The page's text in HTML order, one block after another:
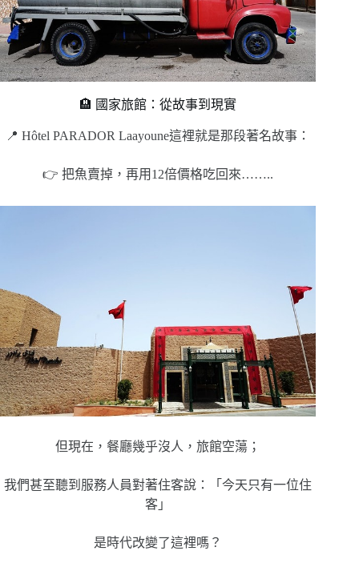
🏨 國家旅館：從故事到現實
📍 Hôtel PARADOR Laayoune這裡就是那段著名故事：
👉 把魚賣掉，再用12倍價格吃回來……..
但現在，餐廳幾乎沒人，旅館空蕩；
我們甚至聽到服務人員對著住客說：「今天只有一位住
客」
是時代改變了這裡嗎？